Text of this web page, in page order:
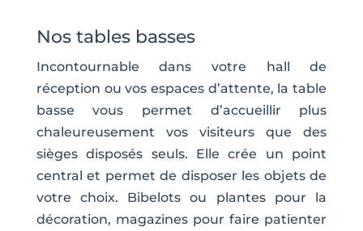
Nos tables basses
Incontournable dans votre hall de
réception ou vos espaces d’attente, la table
basse vous permet d’accueillir plus
chaleureusement vos visiteurs que des
sièges disposés seuls. Elle crée un point
central et permet de disposer les objets de
votre choix. Bibelots ou plantes pour la
décoration, magazines pour faire patienter